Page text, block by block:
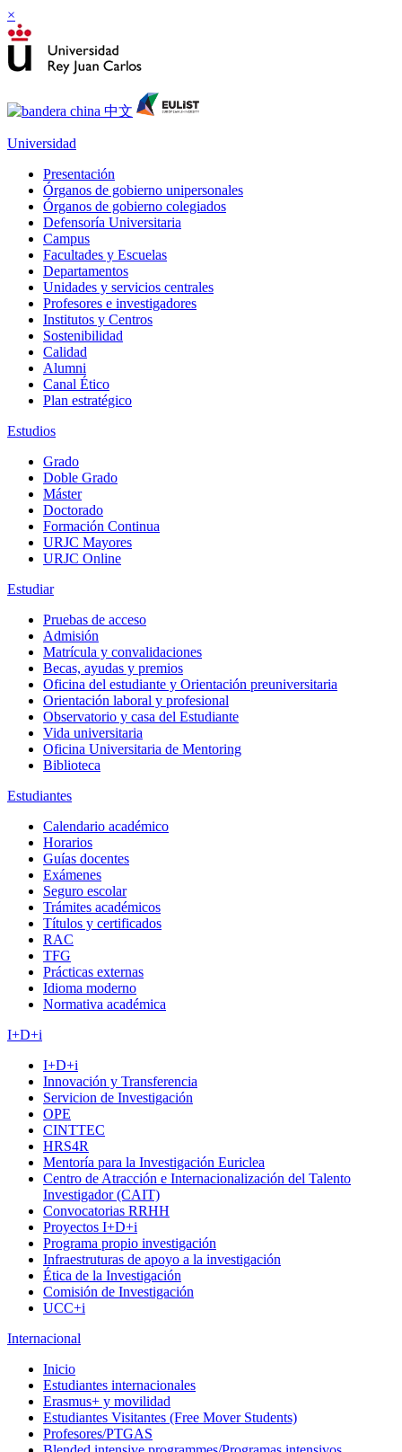
×
Universidad
Presentación
Órganos de gobierno unipersonales
Órganos de gobierno colegiados
Defensoría Universitaria
Campus
Facultades y Escuelas
Departamentos
Unidades y servicios centrales
Profesores e investigadores
Institutos y Centros
Sostenibilidad
Calidad
Alumni
Canal Ético
Plan estratégico
Estudios
Grado
Doble Grado
Máster
Doctorado
Formación Continua
URJC Mayores
URJC Online
Estudiar
Pruebas de acceso
Admisión
Matrícula y convalidaciones
Becas, ayudas y premios
Oficina del estudiante y Orientación preuniversitaria
Orientación laboral y profesional
Observatorio y casa del Estudiante
Vida universitaria
Oficina Universitaria de Mentoring
Biblioteca
Estudiantes
Calendario académico
Horarios
Guías docentes
Exámenes
Seguro escolar
Trámites académicos
Títulos y certificados
RAC
TFG
Prácticas externas
Idioma moderno
Normativa académica
I+D+i
I+D+i
Innovación y Transferencia
Servicion de Investigación
OPE
CINTTEC
HRS4R
Mentoría para la Investigación Euriclea
Centro de Atracción e Internacionalización del Talento
Investigador (CAIT)
Convocatorias RRHH
Proyectos I+D+i
Programa propio investigación
Infraestruturas de apoyo a la investigación
Ética de la Investigación
Comisión de Investigación
UCC+i
Internacional
Inicio
Estudiantes internacionales
Erasmus+ y movilidad
Estudiantes Visitantes (Free Mover Students)
Profesores/PTGAS